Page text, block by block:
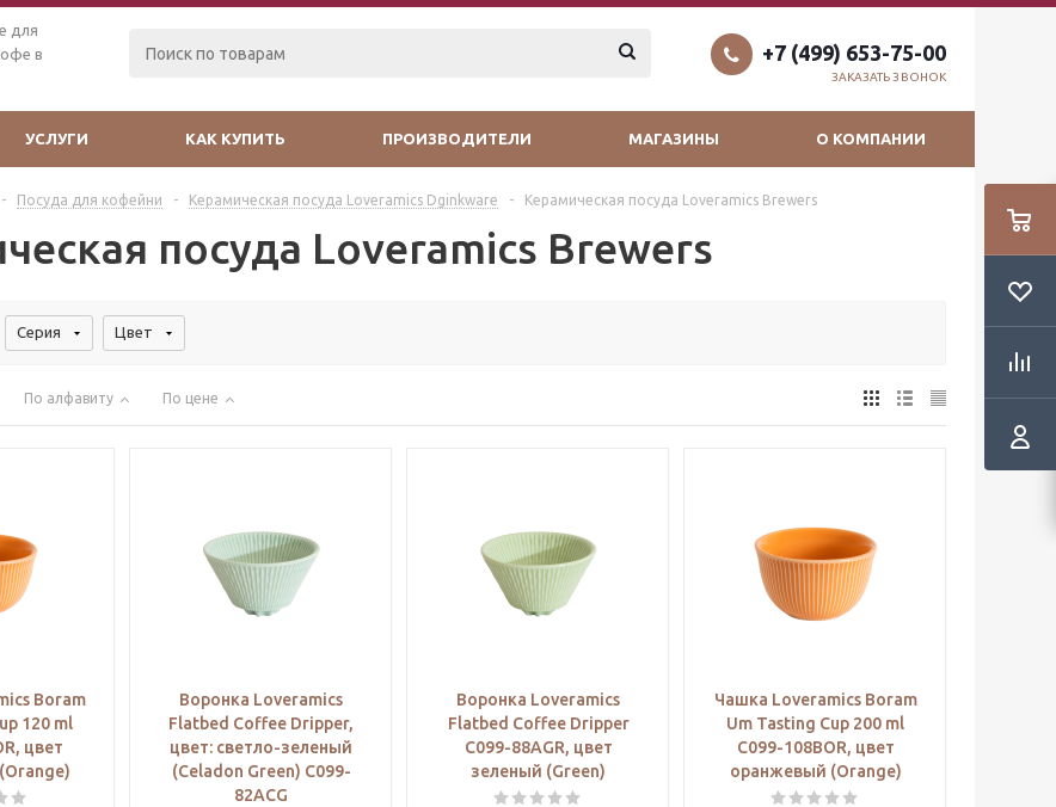
для
в
+7 (499) 653-75-00
ЗАКАЗАТЬ ЗВОНОК
УСЛУГИ КАК КУПИТЬ ПРОИЗВОДИТЕЛИ МАГАЗИНЫ О КОМПАНИИ
- Посуда для кофейни - Керамическая посуда Loveramics Dginkware - Керамическая посуда Loveramics Brewers
посуда Loveramics Brewers
Серия Цвет
По алфавиту По цене
Boram
120 ml
цвет
Воронка Loveramics
Flatbed Coffee Dripper,
цвет: светло-зеленый
(Celadon Green) C099-
82ACG
Воронка Loveramics
Flatbed Coffee Dripper
C099-88AGR, цвет
зеленый (Green)
Чашка Loveramics Boram
Um Tasting Cup 200 ml
C099-108BOR, цвет
оранжевый (Orange)